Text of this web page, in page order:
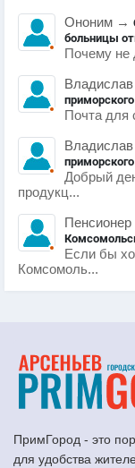
Ононим →
больницы
Почему не
Владислав
Почта для
Владислав
Добрый
продукц...
Пенсионер
Если бы
Комсомоль...
ПримГород - это
для удобства